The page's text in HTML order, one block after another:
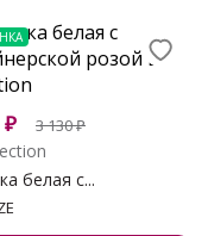
₽ 3 130₽
белая с...